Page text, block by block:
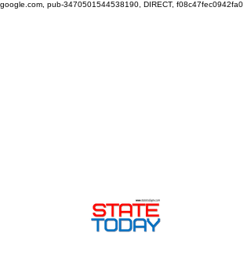
google.com, pub-3470501544538190, DIRECT, f08c47fec0942fa0